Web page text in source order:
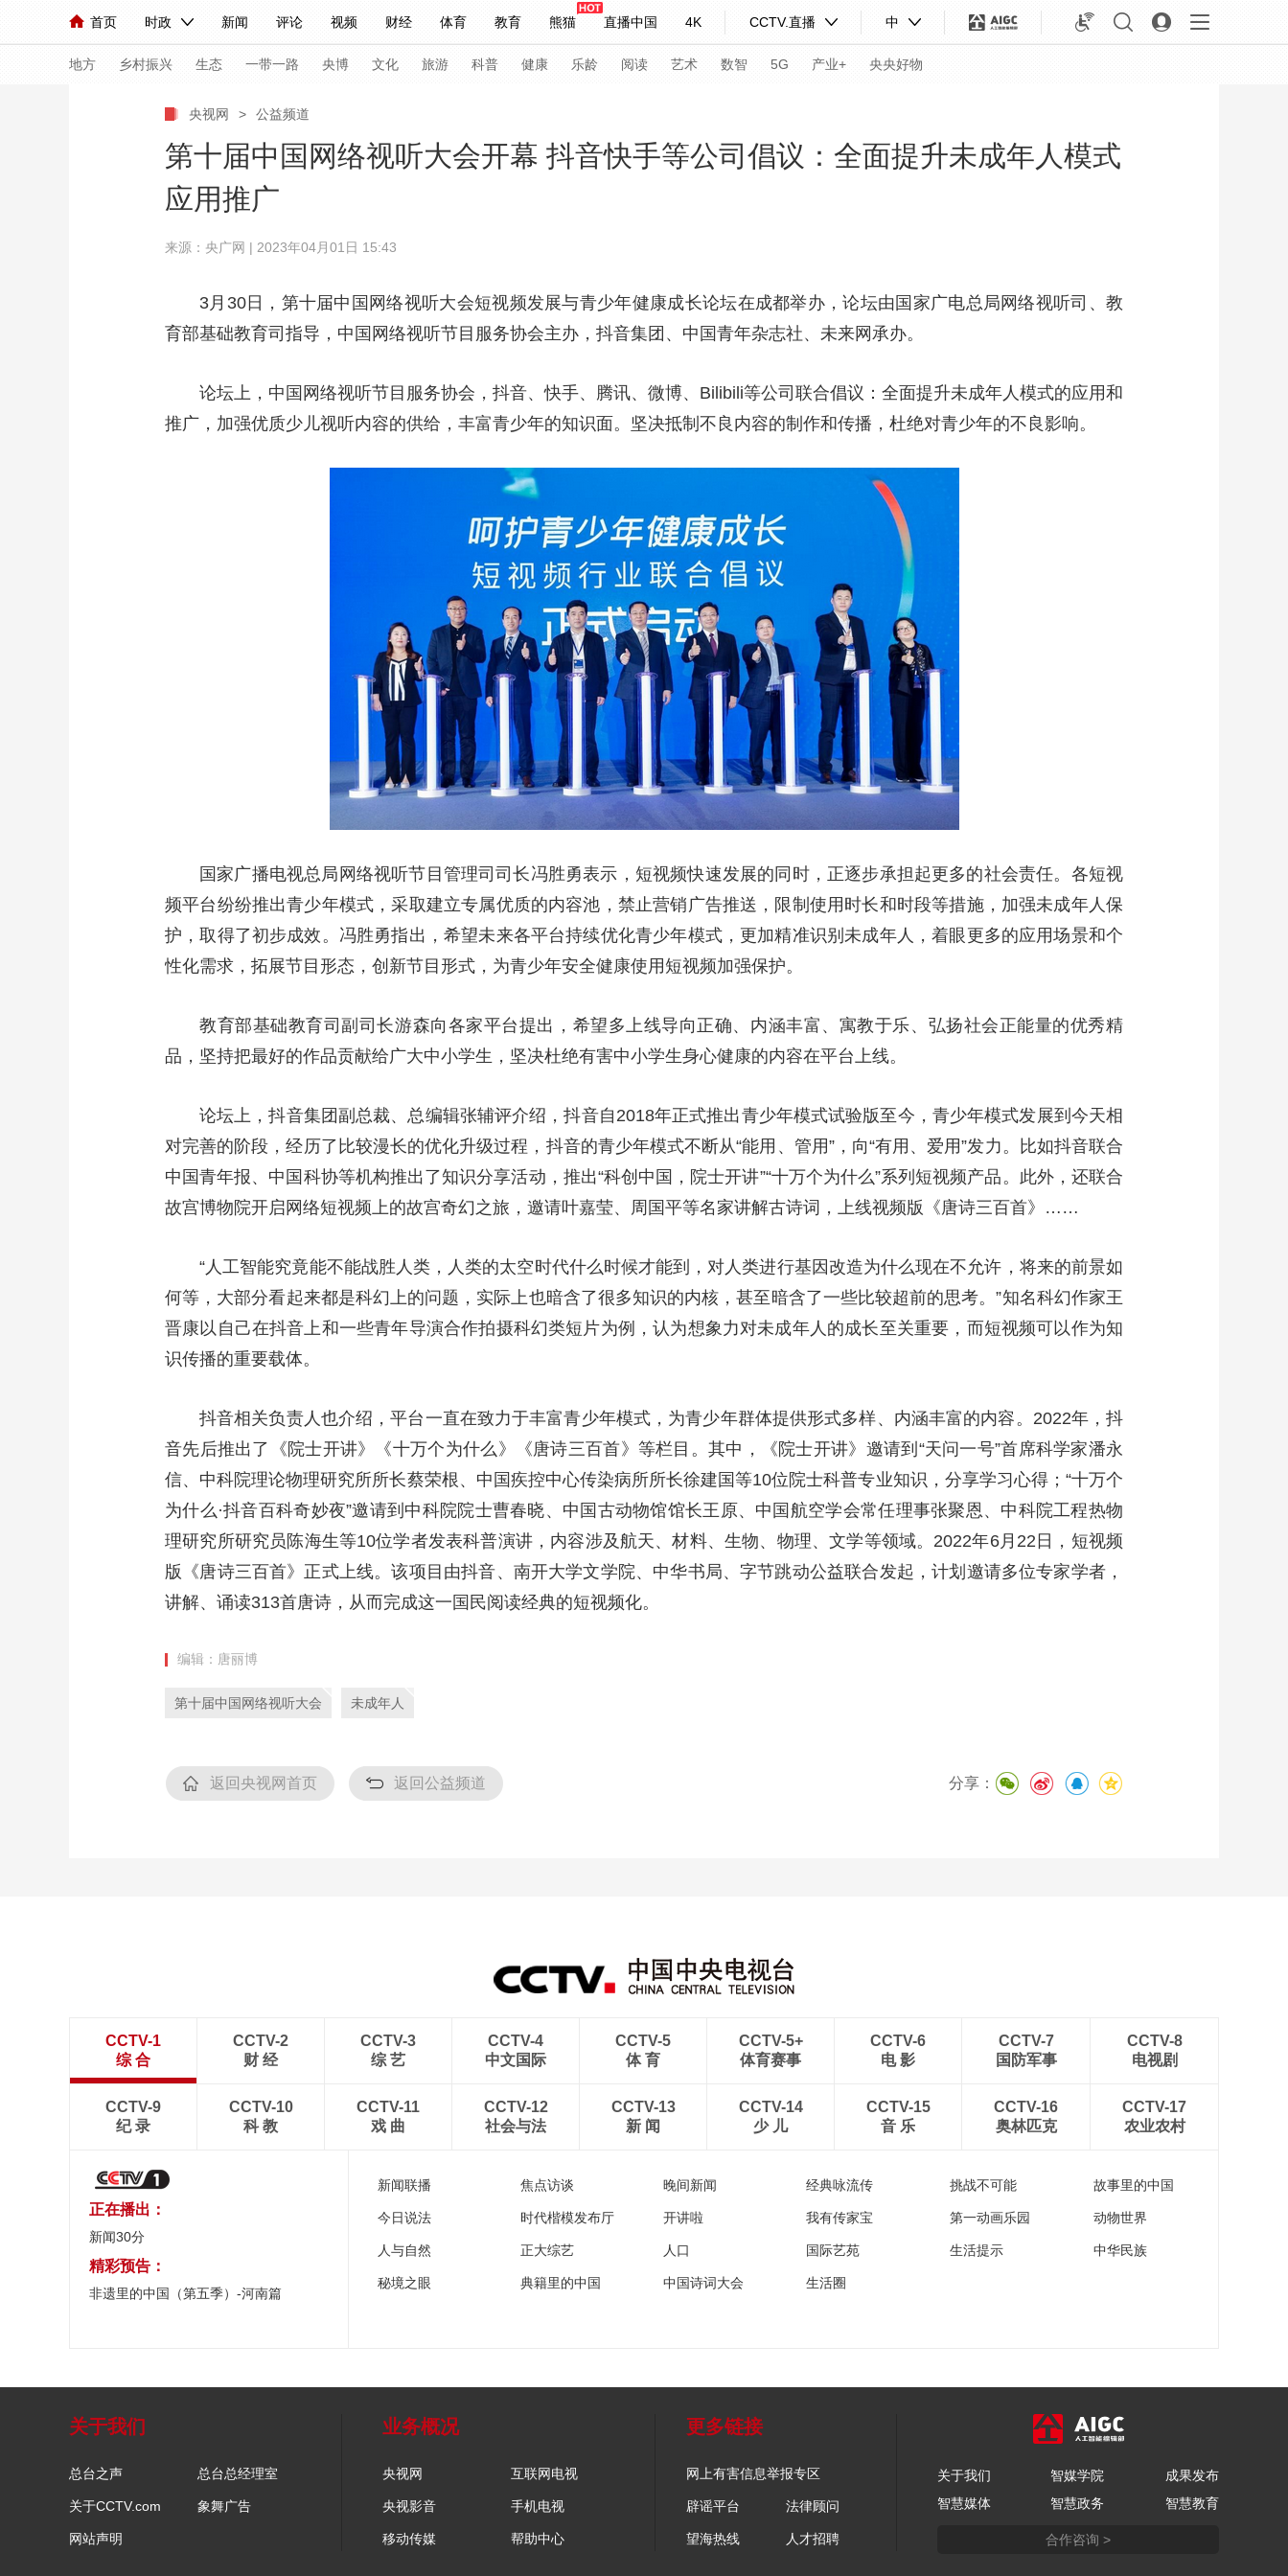
首页 时政 新闻 评论 视频 财经 体育 教育 熊猫 直播中国 4K CCTV.直播 中
人民领袖习近平 联播+ 中国领导人 央视快评 习式妙语 热解读 天天学习
直播 栏目大全 节目单 听音 微视频 主持人 下载央视影音
海外频道 iPanda English Монгол
地方 乡村振兴 生态 一带一路 央博 文化 旅游 科普 健康 乐龄 阅读 艺术 数智 5G 产业+ 央央好物
国际
人民领袖习近平 联播+ 热解读 天天学习
小央视频 小央直播 直播中国 熊猫频道 VR/AR 4K专区 全景新闻
前线 比划 快看 蓝海中国 新兵请入列 人生第一次 人生第二次
CCTV奥林匹克频道 生活体育大会 体育江湖 文化体育 冰雪道路 足球道路
超级工厂 时尚
热播榜 总台企业白名单
央视网 > 公益频道
第十届中国网络视听大会开幕 抖音快手等公司倡议：全面提升未成年人模式
应用推广
来源：央广网 | 2023年04月01日 15:43
3月30日，第十届中国网络视听大会短视频发展与青少年健康成长论坛在成都举办，论坛由国家广电总局网络视听司、教
育部基础教育司指导，中国网络视听节目服务协会主办，抖音集团、中国青年杂志社、未来网承办。
论坛上，中国网络视听节目服务协会，抖音、快手、腾讯、微博、Bilibili等公司联合倡议：全面提升未成年人模式的应用和
推广，加强优质少儿视听内容的供给，丰富青少年的知识面。坚决抵制不良内容的制作和传播，杜绝对青少年的不良影响。
国家广播电视总局网络视听节目管理司司长冯胜勇表示，短视频快速发展的同时，正逐步承担起更多的社会责任。各短视
频平台纷纷推出青少年模式，采取建立专属优质的内容池，禁止营销广告推送，限制使用时长和时段等措施，加强未成年人保
护，取得了初步成效。冯胜勇指出，希望未来各平台持续优化青少年模式，更加精准识别未成年人，着眼更多的应用场景和个
性化需求，拓展节目形态，创新节目形式，为青少年安全健康使用短视频加强保护。
教育部基础教育司副司长游森向各家平台提出，希望多上线导向正确、内涵丰富、寓教于乐、弘扬社会正能量的优秀精
品，坚持把最好的作品贡献给广大中小学生，坚决杜绝有害中小学生身心健康的内容在平台上线。
论坛上，抖音集团副总裁、总编辑张辅评介绍，抖音自2018年正式推出青少年模式试验版至今，青少年模式发展到今天相
对完善的阶段，经历了比较漫长的优化升级过程，抖音的青少年模式不断从“能用、管用”，向“有用、爱用”发力。比如抖音联合
中国青年报、中国科协等机构推出了知识分享活动，推出“科创中国，院士开讲”“十万个为什么”系列短视频产品。此外，还联合
故宫博物院开启网络短视频上的故宫奇幻之旅，邀请叶嘉莹、周国平等名家讲解古诗词，上线视频版《唐诗三百首》……
“人工智能究竟能不能战胜人类，人类的太空时代什么时候才能到，对人类进行基因改造为什么现在不允许，将来的前景如
何等，大部分看起来都是科幻上的问题，实际上也暗含了很多知识的内核，甚至暗含了一些比较超前的思考。”知名科幻作家王
晋康以自己在抖音上和一些青年导演合作拍摄科幻类短片为例，认为想象力对未成年人的成长至关重要，而短视频可以作为知
识传播的重要载体。
抖音相关负责人也介绍，平台一直在致力于丰富青少年模式，为青少年群体提供形式多样、内涵丰富的内容。2022年，抖
音先后推出了《院士开讲》《十万个为什么》《唐诗三百首》等栏目。其中，《院士开讲》邀请到“天问一号”首席科学家潘永
信、中科院理论物理研究所所长蔡荣根、中国疾控中心传染病所所长徐建国等10位院士科普专业知识，分享学习心得；“十万个
为什么·抖音百科奇妙夜”邀请到中科院院士曹春晓、中国古动物馆馆长王原、中国航空学会常任理事张聚恩、中科院工程热物
理研究所研究员陈海生等10位学者发表科普演讲，内容涉及航天、材料、生物、物理、文学等领域。2022年6月22日，短视频
版《唐诗三百首》正式上线。该项目由抖音、南开大学文学院、中华书局、字节跳动公益联合发起，计划邀请多位专家学者，
讲解、诵读313首唐诗，从而完成这一国民阅读经典的短视频化。
编辑：唐丽博
第十届中国网络视听大会 未成年人
返回央视网首页 返回公益频道 分享：
CCTV-1
综 合
CCTV-2
财 经
CCTV-3
综 艺
CCTV-4
中文国际
CCTV-5
体 育
CCTV-5+
体育赛事
CCTV-6
电 影
CCTV-7
国防军事
CCTV-8
电视剧
CCTV-9
纪 录
CCTV-10
科 教
CCTV-11
戏 曲
CCTV-12
社会与法
CCTV-13
新 闻
CCTV-14
少 儿
CCTV-15
音 乐
CCTV-16
奥林匹克
CCTV-17
农业农村
正在播出：
新闻30分
精彩预告：
非遗里的中国（第五季）-河南篇
新闻联播 焦点访谈 晚间新闻 经典咏流传 挑战不可能 故事里的中国
今日说法 时代楷模发布厅 开讲啦 我有传家宝 第一动画乐园 动物世界
人与自然 正大综艺 人口 国际艺苑 生活提示 中华民族
秘境之眼 典籍里的中国 中国诗词大会 生活圈
关于我们
总台之声 总台总经理室
关于CCTV.com 象舞广告
网站声明
业务概况
央视网 互联网电视
央视影音 手机电视
移动传媒 帮助中心
更多链接
网上有害信息举报专区
辟谣平台 法律顾问
望海热线 人才招聘
关于我们 智媒学院
成果发布
智慧媒体
智慧政务 智慧教育
合作咨询 >